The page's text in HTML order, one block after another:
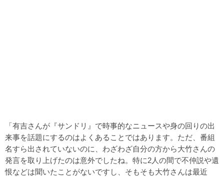
「有吉さんが『サンドリ』で時事的なニュースや身の回りの出
来事を話題にするのはよくあることではあります。ただ、番組
名すら出されていないのに、わざわざ自分の方から大竹さんの
発言を取り上げたのは意外でしたね。特に2人の間で不仲説や遺
恨などは聞いたことがないですし、そもそも大竹さんは最近